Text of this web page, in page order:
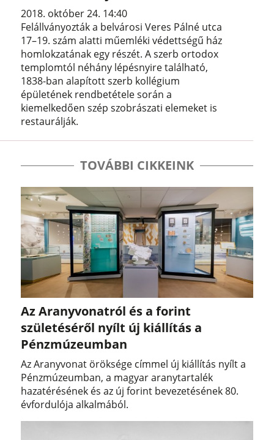
2018. október 24. 14:40
Felállványozták a belvárosi Veres Pálné utca
17–19. szám alatti műemléki védettségű ház
homlokzatának egy részét. A szerb ortodox
templomtól néhány lépésnyire található,
1838-ban alapított szerb kollégium
épületének rendbetétele során a
kiemelkedően szép szobrászati elemeket is
restaurálják.
TOVÁBBI CIKKEINK
Az Aranyvonatról és a forint
születéséről nyílt új kiállítás a
Pénzmúzeumban
Az Aranyvonat öröksége címmel új kiállítás nyílt a
Pénzmúzeumban, a magyar aranytartalék
hazatérésének és az új forint bevezetésének 80.
évfordulója alkalmából.